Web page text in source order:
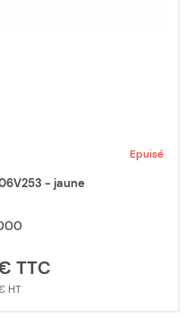
Epuisé
- jaune